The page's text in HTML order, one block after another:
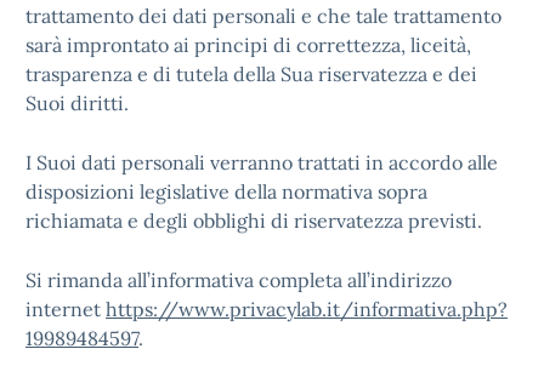
trattamento dei dati personali e che tale trattamento
sarà improntato ai principi di correttezza, liceità,
trasparenza e di tutela della Sua riservatezza e dei
Suoi diritti.
I Suoi dati personali verranno trattati in accordo alle
disposizioni legislative della normativa sopra
richiamata e degli obblighi di riservatezza previsti.
Si rimanda all’informativa completa all’indirizzo
internet https://www.privacylab.it/informativa.php?
19989484597.